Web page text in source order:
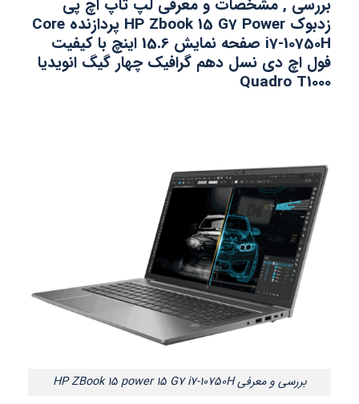
بررسی , مشخصات و معرفی لپ تاپ اچ پی
زدبوک HP Zbook 15 G7 Power پردازنده Core
i7-10750H صفحه نمایش 15.6 اینچ با کیفیت
فول اچ دی نسل دهم گرافیک چهار گیگ انویدیا
Quadro T1000
بررسی و معرفی HP ZBook 15 power 15 G7 i7-10750H